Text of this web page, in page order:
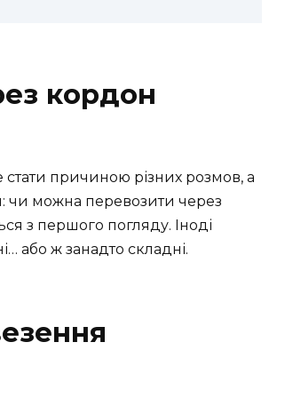
кордон
стати причиною різних розмов, а
чи можна перевозити через
з першого погляду. Іноді
або ж занадто складні.